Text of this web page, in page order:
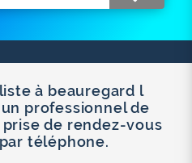
à beauregard l
professionnel de
de rendez-vous
téléphone.